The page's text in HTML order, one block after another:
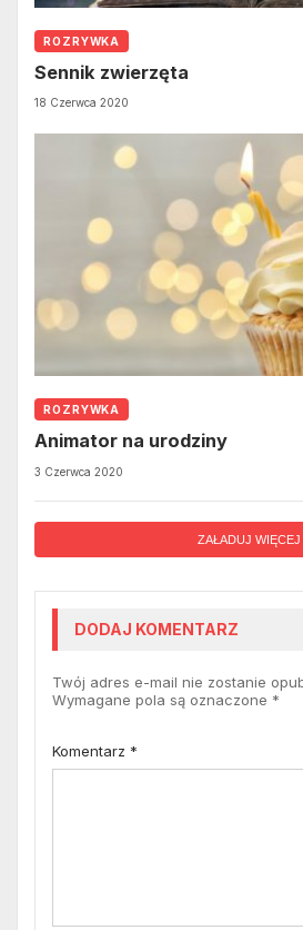
ROZRYWKA
Sennik zwierzęta
18 Czerwca 2020
ROZRYWKA
Animator na urodziny
3 Czerwca 2020
ZAŁADUJ WIĘCEJ
DODAJ KOMENTARZ
Twój adres e-mail nie zostanie
Wymagane pola są oznaczone *
Komentarz *